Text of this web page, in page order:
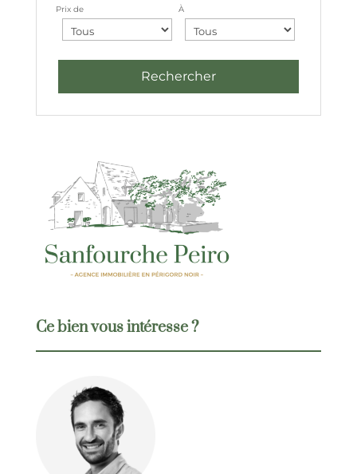
Prix de À
Ce bien vous intéresse ?